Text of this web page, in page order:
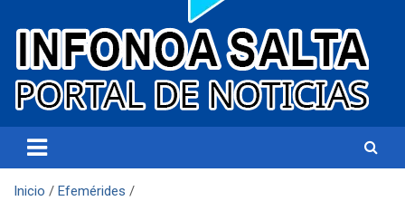
Infonoa Salta
Inicio
Efemérides